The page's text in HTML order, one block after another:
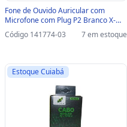
Fone de Ouvido Auricular com
Microfone com Plug P2 Branco X-
Cell XC-F-06-SINOP-03 - XC-F-06-B
Código 141774-03 7 em estoque
Estoque Cuiabá